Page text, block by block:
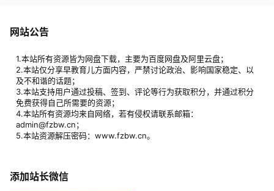
网站公告
1.本站所有资源皆为网盘下载，主要为百度网盘及阿里云盘；
2.本站仅分享早教育儿方面内容，严禁讨论政治、影响国家稳定、以
及不和谐的话题；
3.本站支持用户通过投稿、签到、评论等行为获取积分，并通过积分
免费获得自己所需要的资源；
4.本站所有资源均来自网络，若有侵权请联系邮箱：
admin@fzbw.cn；
5.本站资源解压密码：www.fzbw.cn。
添加站长微信